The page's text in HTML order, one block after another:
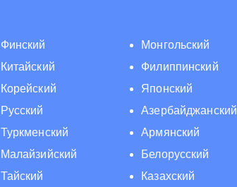
Финский
Китайский
Корейский
Русский
Туркменский
Малайзийский
Тайский
Монгольский
Филиппинский
Японский
Азербайджанский
Армянский
Белорусский
Казахский